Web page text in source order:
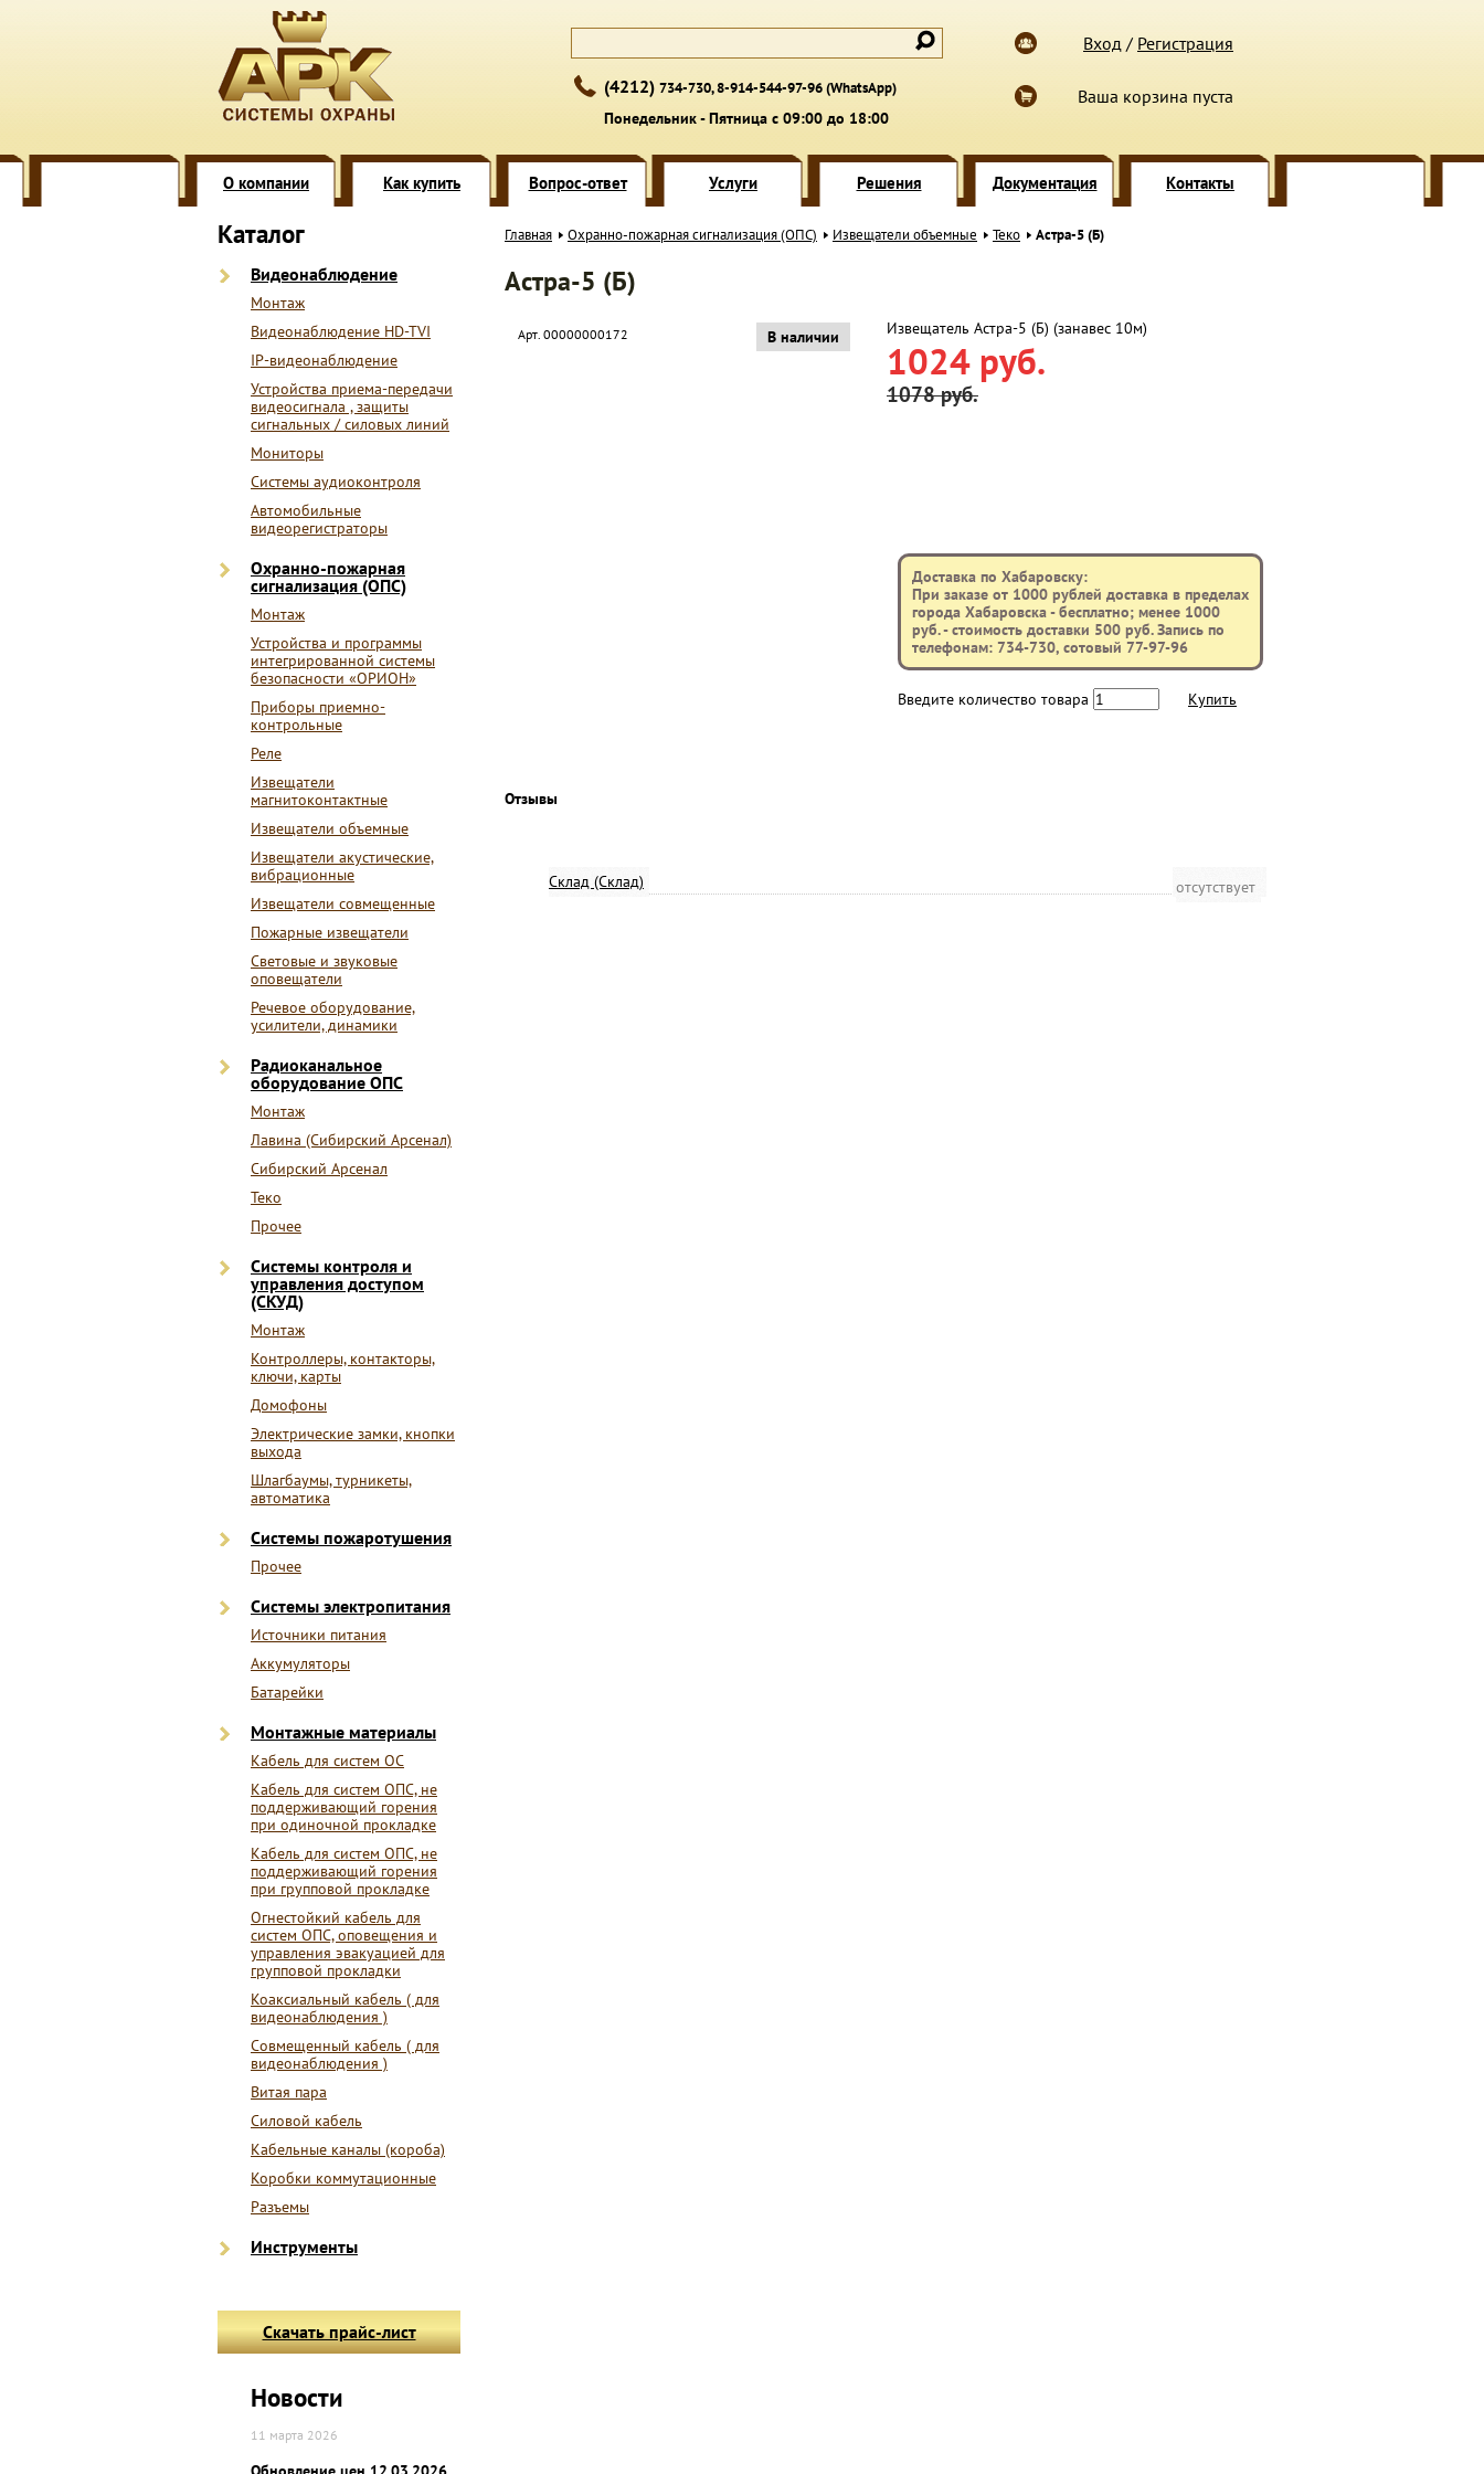
(4212) 734-730, 8-914-544-97-96 (WhatsApp)
Понедельник - Пятница с 09:00 до 18:00
Вход / Регистрация
Ваша корзина пуста
О компании Как купить Вопрос-ответ Услуги Решения Документация Контакты
Каталог
Видеонаблюдение
Монтаж
Видеонаблюдение HD-TVI
IP-видеонаблюдение
Устройства приема-передачи
видеосигнала , защиты
сигнальных / силовых линий
Мониторы
Системы аудиоконтроля
Автомобильные
видеорегистраторы
Охранно-пожарная
сигнализация (ОПС)
Монтаж
Устройства и программы
интегрированной системы
безопасности «ОРИОН»
Приборы приемно-
контрольные
Реле
Извещатели
магнитоконтактные
Извещатели объемные
Извещатели акустические,
вибрационные
Извещатели совмещенные
Пожарные извещатели
Световые и звуковые
оповещатели
Речевое оборудование,
усилители, динамики
Радиоканальное
оборудование ОПС
Монтаж
Лавина (Сибирский Арсенал)
Сибирский Арсенал
Теко
Прочее
Системы контроля и
управления доступом
(СКУД)
Монтаж
Контроллеры, контакторы,
ключи, карты
Домофоны
Электрические замки, кнопки
выхода
Шлагбаумы, турникеты,
автоматика
Системы пожаротушения
Прочее
Системы электропитания
Источники питания
Аккумуляторы
Батарейки
Монтажные материалы
Кабель для систем ОС
Кабель для систем ОПС, не
поддерживающий горения
при одиночной прокладке
Кабель для систем ОПС, не
поддерживающий горения
при групповой прокладке
Огнестойкий кабель для
систем ОПС, оповещения и
управления эвакуацией для
групповой прокладки
Коаксиальный кабель ( для
видеонаблюдения )
Совмещенный кабель ( для
видеонаблюдения )
Витая пара
Силовой кабель
Кабельные каналы (короба)
Коробки коммутационные
Разъемы
Инструменты
Скачать прайс-лист
Новости
11 марта 2026
Главная Охранно-пожарная сигнализация (ОПС) Извещатели объемные Теко Астра-5 (Б)
Астра-5 (Б)
Арт. 00000000172 В наличии Извещатель Астра-5 (Б) (занавес 10м)
1024 руб.
1078 руб.
Доставка по Хабаровску:
При заказе от 1000 рублей доставка в пределах
города Хабаровска - бесплатно; менее 1000
руб. - стоимость доставки 500 руб. Запись по
телефонам: 734-730, сотовый 77-97-96
Введите количество товара Купить
Отзывы
Склад (Склад) отсутствует